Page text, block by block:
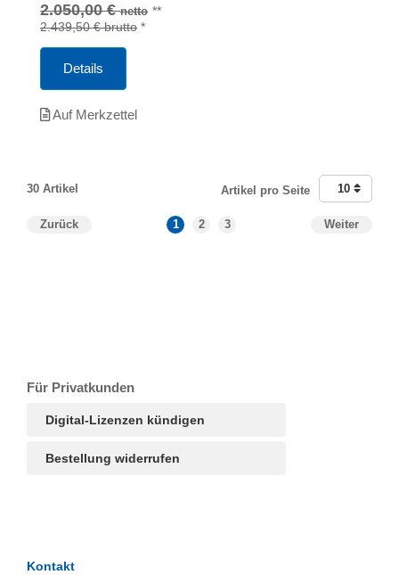
Für Privatkunden
Digital-Lizenzen kündigen
Bestellung widerrufen
2.050,00 €netto **
2.439,50 €brutto *
Details
Auf Merkzettel
30 Artikel
Zurück 1 2 3 Weiter
Artikel pro Seite 10
Kontakt